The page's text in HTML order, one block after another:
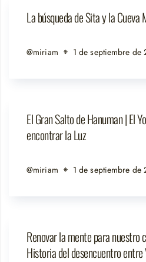
La búsqueda de Sita y la Cueva
@miriam 1 de septiembre de
El Gran Salto de Hanuman | El
encontrar la Luz
@miriam 1 de septiembre de
Renovar la mente para nuestro
Historia del desencuentro